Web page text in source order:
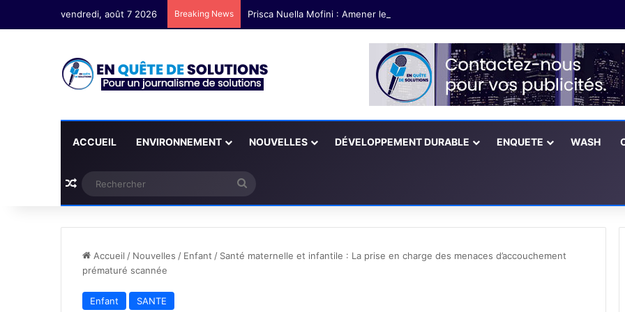
vendredi, août 7 2026 Breaking News Prisca Nuella Mofini : Amener les partenaires à soutenir les exploitations agricoles
ACCUEIL ENVIRONNEMENT NOUVELLES DÉVELOPPEMENT DURABLE ENQUETE WASH
Plus d'articles
Accueil / Nouvelles / Enfant / Santé maternelle et infantile : La prise en charge des menaces d’accouchement
prématuré scannée
Enfant SANTE